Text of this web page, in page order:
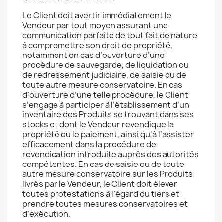
Le Client doit avertir immédiatement le
Vendeur par tout moyen assurant une
communication parfaite de tout fait de nature
à compromettre son droit de propriété,
notamment en cas d’ouverture d’une
procédure de sauvegarde, de liquidation ou
de redressement judiciaire, de saisie ou de
toute autre mesure conservatoire. En cas
d’ouverture d’une telle procédure, le Client
s’engage à participer à l’établissement d’un
inventaire des Produits se trouvant dans ses
stocks et dont le Vendeur revendique la
propriété ou le paiement, ainsi qu'à l’assister
efficacement dans la procédure de
revendication introduite auprès des autorités
compétentes. En cas de saisie ou de toute
autre mesure conservatoire sur les Produits
livrés par le Vendeur, le Client doit élever
toutes protestations à l’égard du tiers et
prendre toutes mesures conservatoires et
d’exécution.